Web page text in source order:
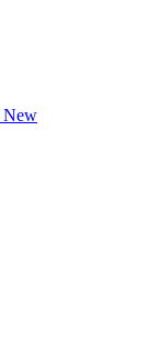
New